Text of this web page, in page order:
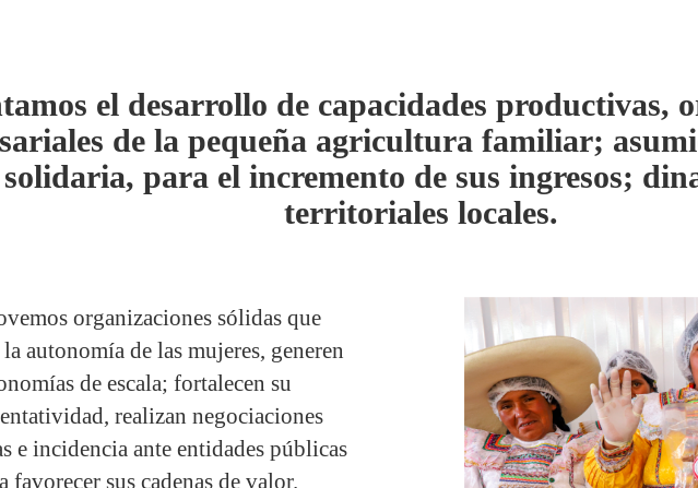
el desarrollo de capacidades productivas,
de la pequeña agricultura familiar;
para el incremento de sus ingresos;
territoriales locales.
organizaciones sólidas que
la autonomía de las mujeres, generen
de escala; fortalecen su
realizan negociaciones
e incidencia ante entidades públicas
favorecer sus cadenas de valor.